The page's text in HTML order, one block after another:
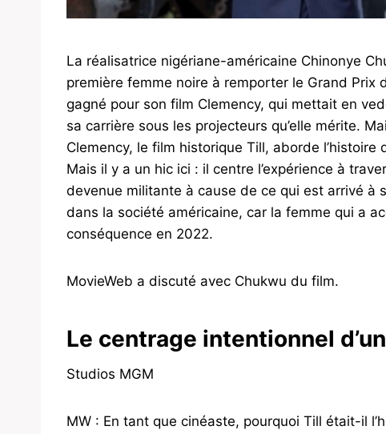
La réalisatrice nigériane-américaine Chinonye
première femme noire à remporter le Grand Prix
gagné pour son film Clemency, qui mettait en
sa carrière sous les projecteurs qu’elle mérite.
Clemency, le film historique Till, aborde
Mais il y a un hic ici : il centre l’expérience à
devenue militante à cause de ce qui est arrivé à
dans la société américaine, car la femme qui a
conséquence en 2022.
MovieWeb a discuté avec Chukwu du film.
Le centrage intentionnel
Studios MGM
MW : En tant que cinéaste, pourquoi Till était-il